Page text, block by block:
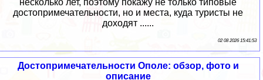
достопримечательности, но и места, куда туристы не
доходят ......
02 08 2026 15:41:53
Достопримечательности Ополе: обзор, фото и
описание